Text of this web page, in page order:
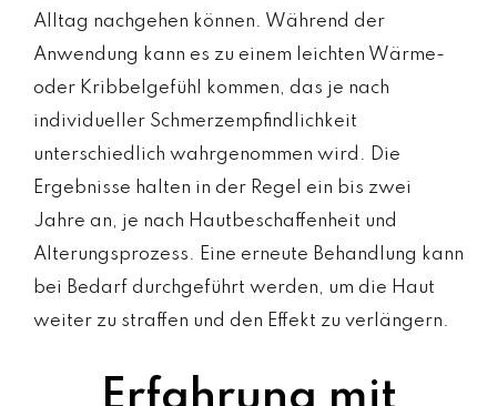
Alltag nachgehen können. Während der
Anwendung kann es zu einem leichten Wärme-
oder Kribbelgefühl kommen, das je nach
individueller Schmerzempfindlichkeit
unterschiedlich wahrgenommen wird. Die
Ergebnisse halten in der Regel ein bis zwei
Jahre an, je nach Hautbeschaffenheit und
Alterungsprozess. Eine erneute Behandlung kann
bei Bedarf durchgeführt werden, um die Haut
weiter zu straffen und den Effekt zu verlängern.